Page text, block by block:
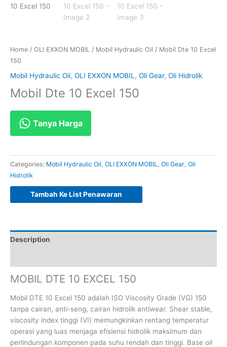
Home / OLI EXXON MOBIL / Mobil Hydraulic Oil / Mobil Dte 10 Excel
150
Mobil Hydraulic Oil, OLI EXXON MOBIL , Oli Gear, Oli Hidrolik
Mobil Dte 10 Excel 150
Tanya Harga
Categories: Mobil Hydraulic Oil OLI EXXON MOBIL Oli Gear Oli
Hidrolik
Tambah Ke List Penawaran
Description
MOBIL DTE 10 EXCEL 150
Mobil DTE 10 Excel 150 adalah ISO Viscosity Grade (VG) 150
tanpa cairan, anti-seng, cairan hidrolik antiwear. Shear stable,
viscosity index tinggi (VI) memungkinkan rentang temperatur
operasi yang luas menjaga efisiensi hidrolik maksimum dan
perlindungan komponen pada suhu rendah dan tinggi. Base oil